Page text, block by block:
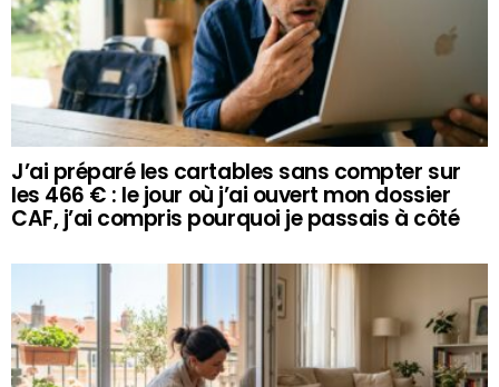
J’ai préparé les cartables sans compter sur
les 466 € : le jour où j’ai ouvert mon dossier
CAF, j’ai compris pourquoi je passais à côté